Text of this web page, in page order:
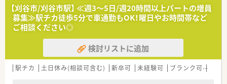
【刈谷市/刈谷市駅】 ≪週3～5日/週20時間以上パートの増員
募集≫駅チカ徒歩5分で車通勤もOK！曜日やお時間帯など
ご相談ください◎
検討リストに追加
駅チカ 土日休み(相談可含む) 新卒可 未経験可 ブランク可